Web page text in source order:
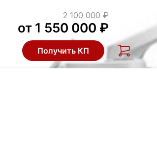
2 100 000 ₽
от 1 550 000 ₽
Получить КП